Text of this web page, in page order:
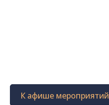
К афише мероприятий